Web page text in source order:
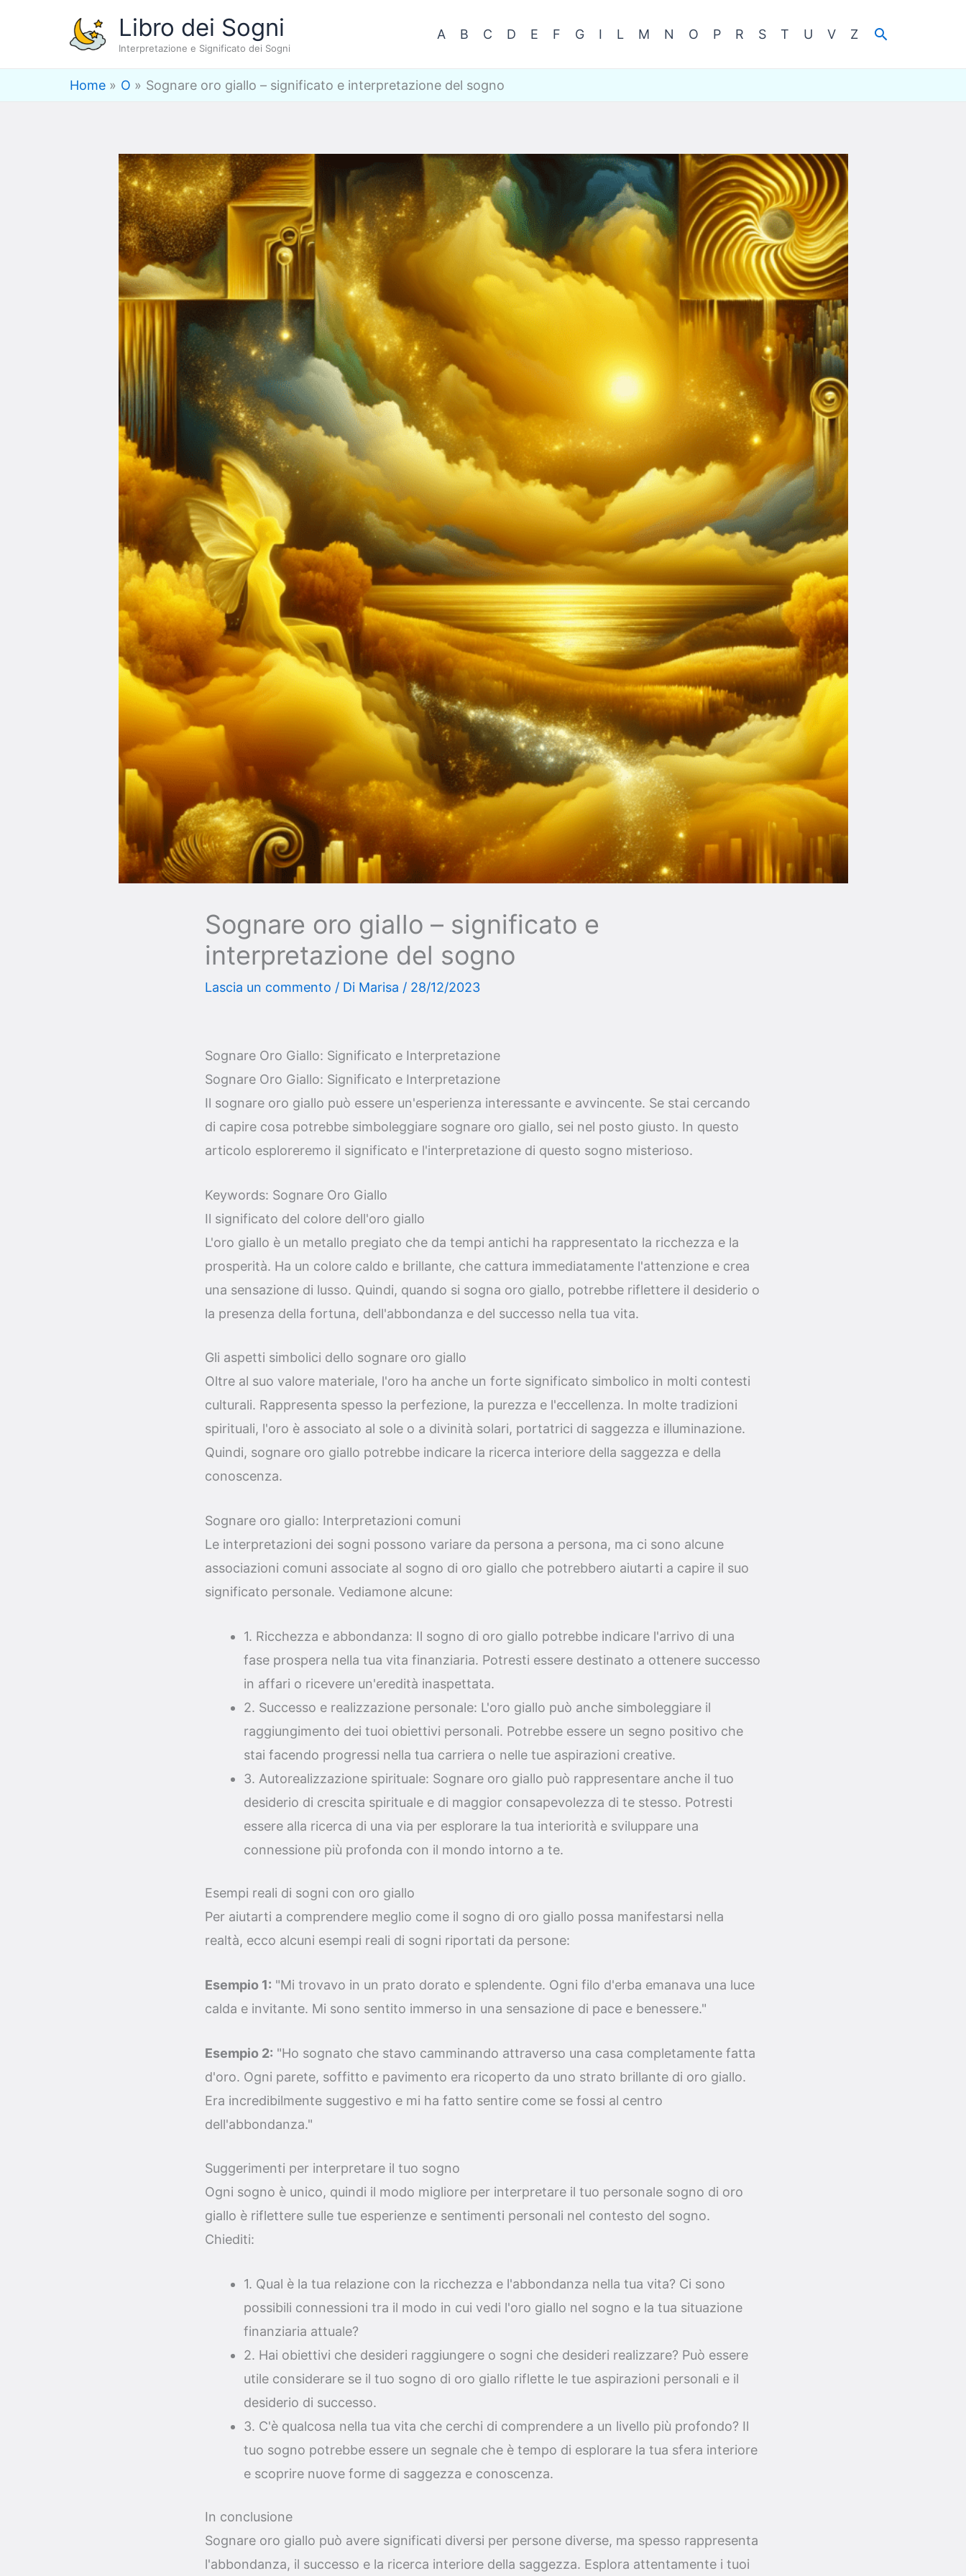
Libro dei Sogni
Interpretazione e Significato dei Sogni
A B C D E F G I L M N O P R S T U V Z Cerca
Home O Sognare oro giallo – significato e interpretazione del sogno
Sognare oro giallo – significato e
interpretazione del sogno
Lascia un commento / Di Marisa / 28/12/2023
Sognare Oro Giallo: Significato e Interpretazione
Sognare Oro Giallo: Significato e Interpretazione
Il sognare oro giallo può essere un'esperienza interessante e avvincente. Se stai cercando
di capire cosa potrebbe simboleggiare sognare oro giallo, sei nel posto giusto. In questo
articolo esploreremo il significato e l'interpretazione di questo sogno misterioso.
Keywords: Sognare Oro Giallo
Il significato del colore dell'oro giallo
L'oro giallo è un metallo pregiato che da tempi antichi ha rappresentato la ricchezza e la
prosperità. Ha un colore caldo e brillante, che cattura immediatamente l'attenzione e crea
una sensazione di lusso. Quindi, quando si sogna oro giallo, potrebbe riflettere il desiderio o
la presenza della fortuna, dell'abbondanza e del successo nella tua vita.
Gli aspetti simbolici dello sognare oro giallo
Oltre al suo valore materiale, l'oro ha anche un forte significato simbolico in molti contesti
culturali. Rappresenta spesso la perfezione, la purezza e l'eccellenza. In molte tradizioni
spirituali, l'oro è associato al sole o a divinità solari, portatrici di saggezza e illuminazione.
Quindi, sognare oro giallo potrebbe indicare la ricerca interiore della saggezza e della
conoscenza.
Sognare oro giallo: Interpretazioni comuni
Le interpretazioni dei sogni possono variare da persona a persona, ma ci sono alcune
associazioni comuni associate al sogno di oro giallo che potrebbero aiutarti a capire il suo
significato personale. Vediamone alcune:
1. Ricchezza e abbondanza: Il sogno di oro giallo potrebbe indicare l'arrivo di una
fase prospera nella tua vita finanziaria. Potresti essere destinato a ottenere successo
in affari o ricevere un'eredità inaspettata.
2. Successo e realizzazione personale: L'oro giallo può anche simboleggiare il
raggiungimento dei tuoi obiettivi personali. Potrebbe essere un segno positivo che
stai facendo progressi nella tua carriera o nelle tue aspirazioni creative.
3. Autorealizzazione spirituale: Sognare oro giallo può rappresentare anche il tuo
desiderio di crescita spirituale e di maggior consapevolezza di te stesso. Potresti
essere alla ricerca di una via per esplorare la tua interiorità e sviluppare una
connessione più profonda con il mondo intorno a te.
Esempi reali di sogni con oro giallo
Per aiutarti a comprendere meglio come il sogno di oro giallo possa manifestarsi nella
realtà, ecco alcuni esempi reali di sogni riportati da persone:
Esempio 1: "Mi trovavo in un prato dorato e splendente. Ogni filo d'erba emanava una luce
calda e invitante. Mi sono sentito immerso in una sensazione di pace e benessere."
Esempio 2: "Ho sognato che stavo camminando attraverso una casa completamente fatta
d'oro. Ogni parete, soffitto e pavimento era ricoperto da uno strato brillante di oro giallo.
Era incredibilmente suggestivo e mi ha fatto sentire come se fossi al centro
dell'abbondanza."
Suggerimenti per interpretare il tuo sogno
Ogni sogno è unico, quindi il modo migliore per interpretare il tuo personale sogno di oro
giallo è riflettere sulle tue esperienze e sentimenti personali nel contesto del sogno.
Chiediti:
1. Qual è la tua relazione con la ricchezza e l'abbondanza nella tua vita? Ci sono
possibili connessioni tra il modo in cui vedi l'oro giallo nel sogno e la tua situazione
finanziaria attuale?
2. Hai obiettivi che desideri raggiungere o sogni che desideri realizzare? Può essere
utile considerare se il tuo sogno di oro giallo riflette le tue aspirazioni personali e il
desiderio di successo.
3. C'è qualcosa nella tua vita che cerchi di comprendere a un livello più profondo? Il
tuo sogno potrebbe essere un segnale che è tempo di esplorare la tua sfera interiore
e scoprire nuove forme di saggezza e conoscenza.
In conclusione
Sognare oro giallo può avere significati diversi per persone diverse, ma spesso rappresenta
l'abbondanza, il successo e la ricerca interiore della saggezza. Esplora attentamente i tuoi